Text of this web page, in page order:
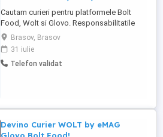
Cautam curieri pentru platformele Bolt
Food, Wolt si Glovo. Responsabilitatile
includ: preluarea comenzilor de la
restaurante si magazine, livrarea acestora
la clienti in timp util si in conditii optime,
respectarea regulilor de circulatie si a
Brasov, Brasov
31 iulie
Telefon validat
Devino Curier WOLT by eMAG